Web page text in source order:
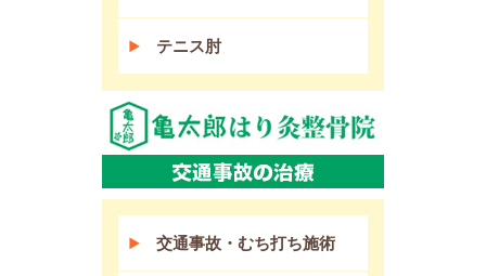
テニス肘
交通事故・むち打ち施術